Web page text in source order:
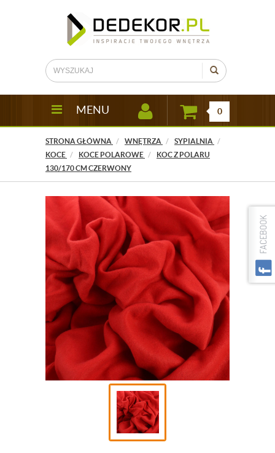
MENU 0
STRONA GŁÓWNA WNĘTRZA
SYPIALNIA
KOCE
KOCE POLAROWE
KOC Z POLARU
130/170 CM CZERWONY